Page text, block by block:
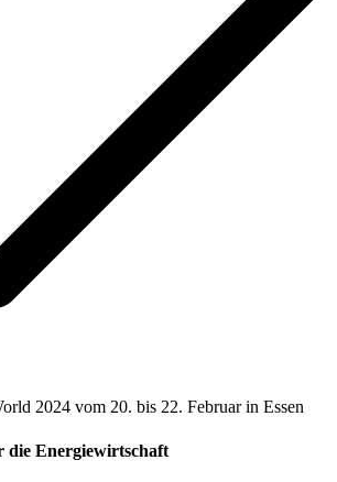
2024 vom 20. bis 22. Februar in Essen
die Energiewirtschaft